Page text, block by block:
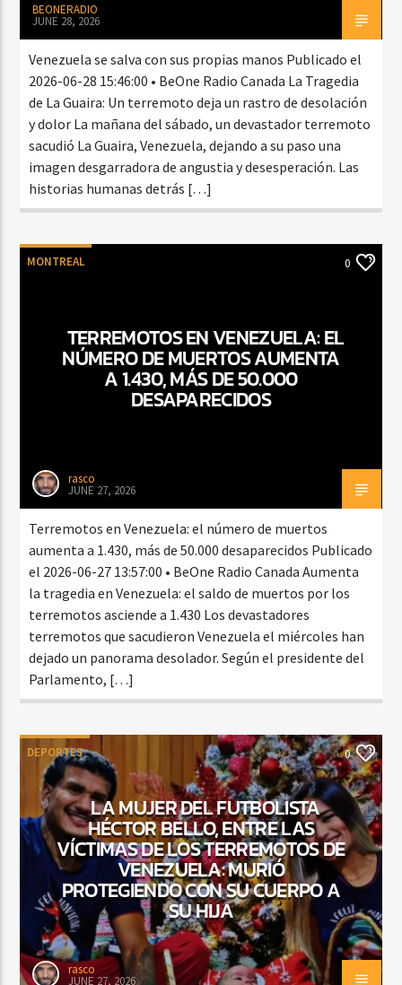
BEONERADIO
JUNE 28, 2026
Venezuela se salva con sus propias manos Publicado el
2026-06-28 15:46:00 • BeOne Radio Canada La Tragedia
de La Guaira: Un terremoto deja un rastro de desolación
y dolor La mañana del sábado, un devastador terremoto
sacudió La Guaira, Venezuela, dejando a su paso una
imagen desgarradora de angustia y desesperación. Las
historias humanas detrás […]
MONTREAL 0
TERREMOTOS EN VENEZUELA: EL
NÚMERO DE MUERTOS AUMENTA
A 1.430, MÁS DE 50.000
DESAPARECIDOS
rasco
JUNE 27, 2026
Terremotos en Venezuela: el número de muertos
aumenta a 1.430, más de 50.000 desaparecidos Publicado
el 2026-06-27 13:57:00 • BeOne Radio Canada Aumenta
la tragedia en Venezuela: el saldo de muertos por los
terremotos asciende a 1.430 Los devastadores
terremotos que sacudieron Venezuela el miércoles han
dejado un panorama desolador. Según el presidente del
Parlamento, […]
DEPORTES 0
LA MUJER DEL FUTBOLISTA
HÉCTOR BELLO, ENTRE LAS
VÍCTIMAS DE LOS TERREMOTOS DE
VENEZUELA: MURIÓ
PROTEGIENDO CON SU CUERPO A
SU HIJA
rasco
JUNE 27, 2026